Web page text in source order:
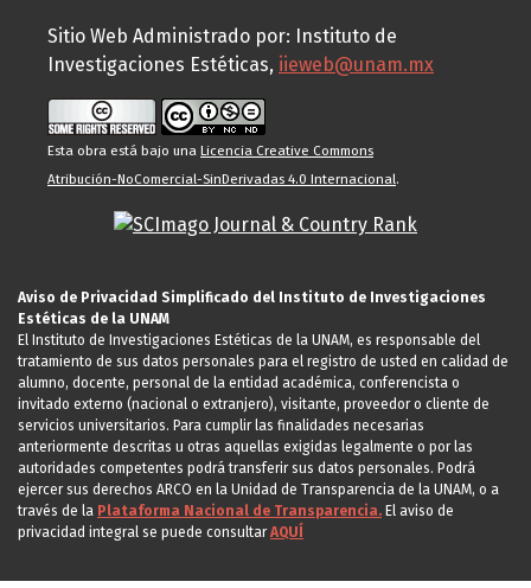
Sitio Web Administrado por: Instituto de
Investigaciones Estéticas, iieweb@unam.mx
Esta obra está bajo una Licencia Creative Commons
Atribución-NoComercial-SinDerivadas 4.0 Internacional.
Aviso de Privacidad Simplificado del Instituto de Investigaciones
Estéticas de la UNAM
El Instituto de Investigaciones Estéticas de la UNAM, es responsable del
tratamiento de sus datos personales para el registro de usted en calidad de
alumno, docente, personal de la entidad académica, conferencista o
invitado externo (nacional o extranjero), visitante, proveedor o cliente de
servicios universitarios. Para cumplir las finalidades necesarias
anteriormente descritas u otras aquellas exigidas legalmente o por las
autoridades competentes podrá transferir sus datos personales. Podrá
ejercer sus derechos ARCO en la Unidad de Transparencia de la UNAM, o a
través de la Plataforma Nacional de Transparencia. El aviso de
privacidad integral se puede consultarAQUÍ